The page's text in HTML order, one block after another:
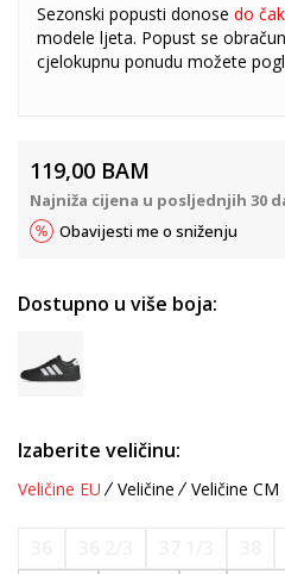
Sezonski popusti donose do
modele ljeta. Popust se
cjelokupnu ponudu možete
119,00 BAM
Najniža cijena u posljednjih 30
Obavijesti me o sniženju
Dostupno u više boja:
Izaberite veličinu:
Veličine EU Veličine Veličine CM